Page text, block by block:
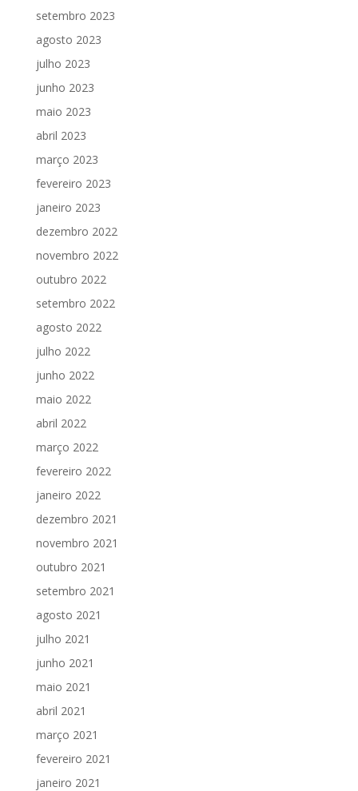
setembro 2023
agosto 2023
julho 2023
junho 2023
maio 2023
abril 2023
março 2023
fevereiro 2023
janeiro 2023
dezembro 2022
novembro 2022
outubro 2022
setembro 2022
agosto 2022
julho 2022
junho 2022
maio 2022
abril 2022
março 2022
fevereiro 2022
janeiro 2022
dezembro 2021
novembro 2021
outubro 2021
setembro 2021
agosto 2021
julho 2021
junho 2021
maio 2021
abril 2021
março 2021
fevereiro 2021
janeiro 2021